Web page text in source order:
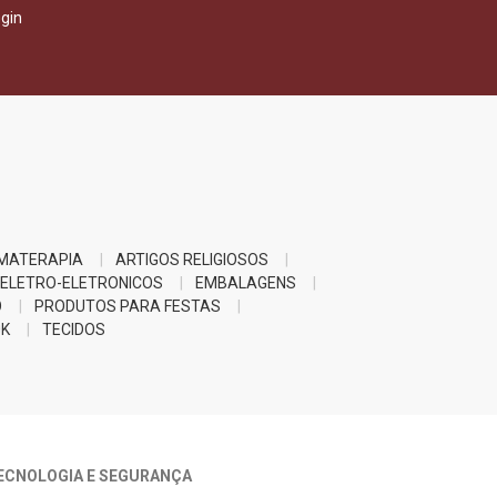
ARTIGOS RELIGIOSOS
ELETRO-ELETRONICOS
EMBALAGENS
PRODUTOS PARA FESTAS
TECIDOS
E SEGURANÇA